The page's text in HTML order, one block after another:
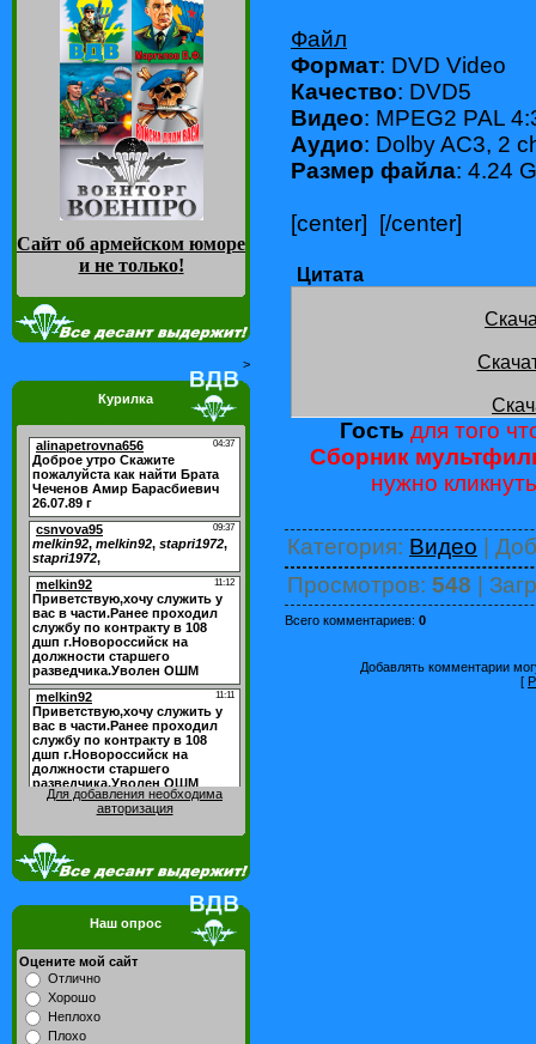
Сайт об армейском юморе
и не только!
>
Курилка
Для добавления необходима
авторизация
Наш опрос
Оцените мой сайт
Отлично
Хорошо
Неплохо
Плохо
Файл
Формат: DVD Video
Качество: DVD5
Видео: MPEG2 PAL
Аудио: Dolby AC3, 2
Размер файла: 4.24
[center] [/center]
Цитата
Гость для того
Сборник
нужно
Категория: Видео |
Просмотров: 548 |
Всего комментариев: 0
Добавлять комментарии
[